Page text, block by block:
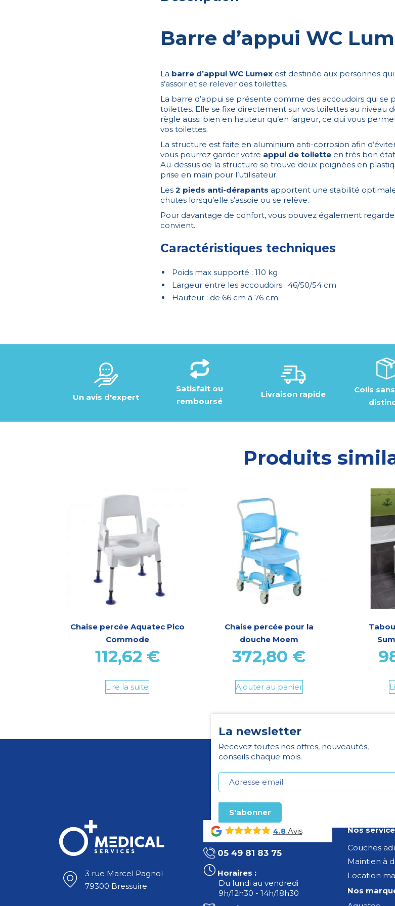
Barre d’appui WC
La barre d’appui WC Lumex est destinée aux personnes
s’assoir et se relever des toilettes.
La barre d’appui se présente comme des accoudoirs qui se
toilettes. Elle se fixe directement sur vos toilettes au niveau
règle aussi bien en hauteur qu’en largeur, ce qui vous
vos toilettes.
La structure est faite en aluminium anti-corrosion afin
vous pourrez garder votre appui de toilette en très bon
Au-dessus de la structure se trouve deux poignées en
prise en main pour l’utilisateur.
Les 2 pieds anti-dérapants apportent une stabilité
chutes lorsqu’elle s’assoie ou se relève.
Pour davantage de confort, vous pouvez également
convient.
Caractéristiques techniques
Poids max supporté : 110 kg
Largeur entre les accoudoirs : 46/50/54 cm
Hauteur : de 66 cm à 76 cm
Un avis d'expert
Satisfait ou
remboursé
Livraison rapide
Colis
Produits
Chaise percée Aquatec Pico
Commode
112,62 €
Lire la suite
Chaise percée pour la
douche Moem
372,80 €
Ajouter au panier
La newsletter
Recevez toutes nos offres, nouveautés,
conseils chaque mois.
3 rue Marcel Pagnol
79300 Bressuire
4.8Avis
05 49 81 83 75
Horaires :
Du lundi au vendredi
9h/12h30 - 14h/18h30
Nos
Couches
Maintien à
Location
Nos